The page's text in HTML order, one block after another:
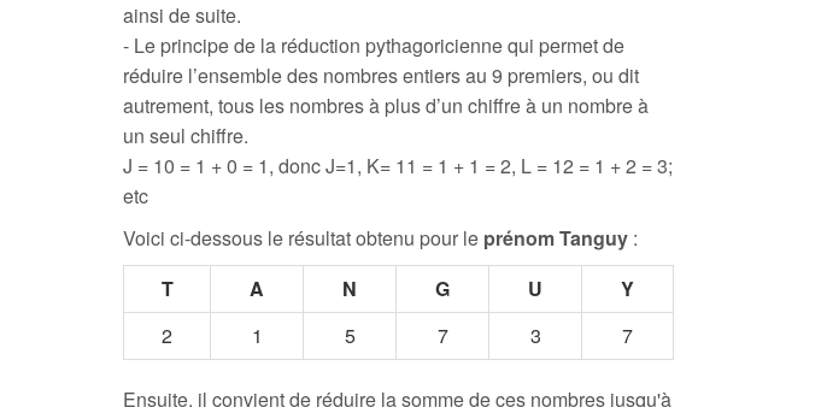
ainsi de suite.
- Le principe de la réduction pythagoricienne qui permet de
réduire l’ensemble des nombres entiers au 9 premiers, ou dit
autrement, tous les nombres à plus d’un chiffre à un nombre à
un seul chiffre.
J = 10 = 1 + 0 = 1, donc J=1, K= 11 = 1 + 1 = 2, L = 12 = 1 + 2 = 3;
etc
Voici ci-dessous le résultat obtenu pour le prénom Tanguy :
T
A N G U
Y
2
1 5 7 3 7
Ensuite, il convient de réduire la somme de ces nombres jusqu'à